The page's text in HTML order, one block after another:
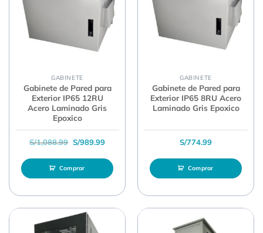
GABINETE
Gabinete de Pared para
Exterior IP65 12RU
Acero Laminado Gris
Epoxico
S/1,088.99 El precio original era: S/1,088.99.
S/989.99El precio actual es: S/989.99.
Comprar
GABINETE
Gabinete de Pared para
Exterior IP65 8RU Acero
Laminado Gris Epoxico
S/774.99
Comprar